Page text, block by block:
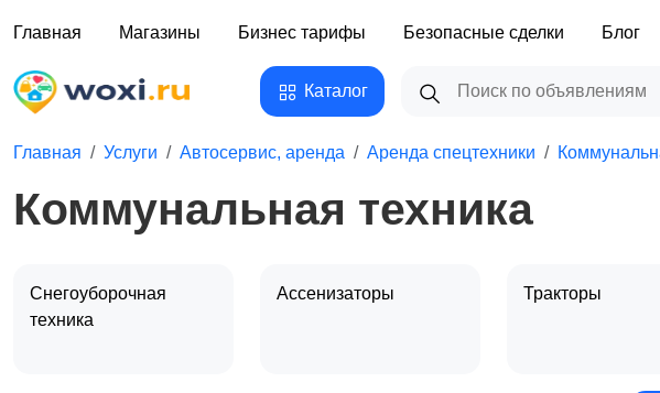
Главная Магазины Бизнес тарифы Безопасные сделки Блог
Каталог
Главная Услуги Автосервис, аренда Аренда спецтехники
Коммунальная техника
Снегоуборочная
техника
Ассенизаторы Тракторы